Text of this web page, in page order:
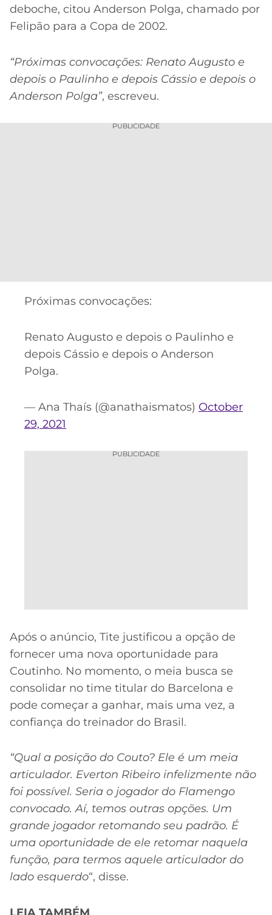
deboche, citou Anderson Polga, chamado por
Felipão para a Copa de 2002.
“Próximas convocações: Renato Augusto e
depois o Paulinho e depois Cássio e depois o
Anderson Polga”, escreveu.
PUBLICIDADE
Próximas convocações:
Renato Augusto e depois o Paulinho e
depois Cássio e depois o Anderson
Polga.
— Ana Thaís (@anathaismatos) October
29, 2021
PUBLICIDADE
Após o anúncio, Tite justificou a opção de
fornecer uma nova oportunidade para
Coutinho. No momento, o meia busca se
consolidar no time titular do Barcelona e
pode começar a ganhar, mais uma vez, a
confiança do treinador do Brasil.
“Qual a posição do Couto? Ele é um meia
articulador. Everton Ribeiro infelizmente não
foi possível. Seria o jogador do Flamengo
convocado. Aí, temos outras opções. Um
grande jogador retomando seu padrão. É
uma oportunidade de ele retomar naquela
função, para termos aquele articulador do
lado esquerdo“, disse.